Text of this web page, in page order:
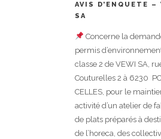
AVIS D’ENQUETE –
SA
Concerne la
permis
classe 2 de VEWI SA,
Couturelles 2 à 6230
CELLES, pour le
activité d’un atelier de
de plats préparés à
de l’horeca, des